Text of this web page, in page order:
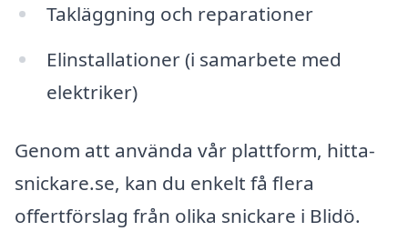
Takläggning och reparationer
Elinstallationer (i samarbete med
elektriker)
Genom att använda vår plattform, hitta-
snickare.se, kan du enkelt få flera
offertförslag från olika snickare i Blidö.